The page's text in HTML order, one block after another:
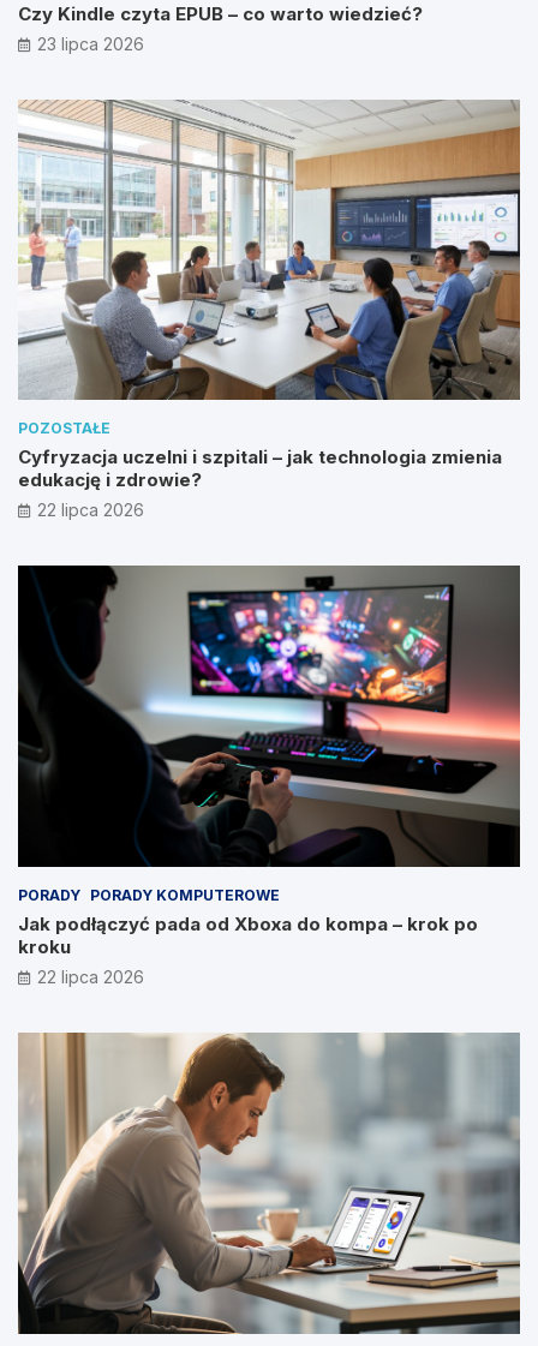
Czy Kindle czyta EPUB – co warto wiedzieć?
23 lipca 2026
POZOSTAŁE
Cyfryzacja uczelni i szpitali – jak technologia zmienia
edukację i zdrowie?
22 lipca 2026
PORADY PORADY KOMPUTEROWE
Jak podłączyć pada od Xboxa do kompa – krok po
kroku
22 lipca 2026